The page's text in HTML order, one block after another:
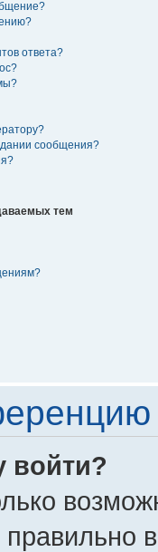
ответа?
сообщения?
тем
войти?